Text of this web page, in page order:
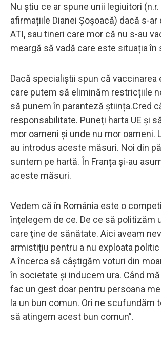
Nu știu ce ar spune unii legiuitori
afirmațiile Dianei Șoșoacă) dacă s-ar
ATI, sau tineri care mor că nu s-au
meargă să vadă care este situația în
Dacă specialiștii spun că vaccinarea
care putem să eliminăm restricțiile
să punem în paranteză știința.Cred
responsabilitate. Puneți harta UE și
mor oameni și unde nu mor oameni.
au introdus aceste măsuri. Noi din
suntem pe hartă. În Franța și-au
aceste măsuri.
Vedem că în România este o
înțelegem de ce. De ce să politizăm
care ține de sănătate. Aici aveam
armistițiu pentru a nu exploata
A încerca să câștigăm voturi din
în societate și inducem ura. Când
fac un gest doar pentru persoana
la un bun comun. Ori ne scufundăm
să atingem acest bun comun”.